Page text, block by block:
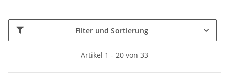
Filter und Sortierung
Artikel 1 - 20 von 33